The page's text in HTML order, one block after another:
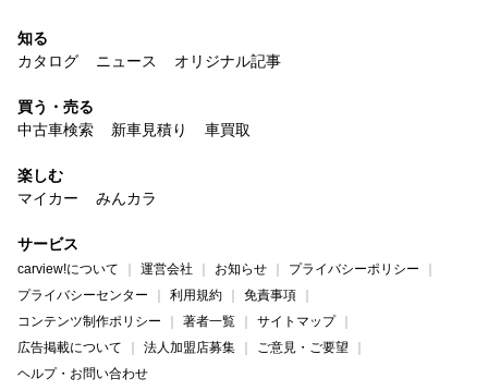
知る
カタログ
ニュース オリジナル記事
買う・売る
中古車検索
新車見積り 車買取
楽しむ
マイカー
みんカラ
サービス
carview!について 運営会社 お知らせ
プライバシーポリシー
プライバシーセンター
利用規約
免責事項
コンテンツ制作ポリシー
著者一覧
サイトマップ
広告掲載について
法人加盟店募集
ご意見・ご要望
ヘルプ・お問い合わせ